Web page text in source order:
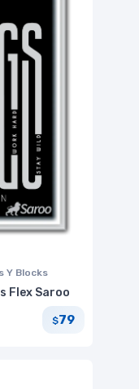
Y Blocks
Flex Saroo
$79